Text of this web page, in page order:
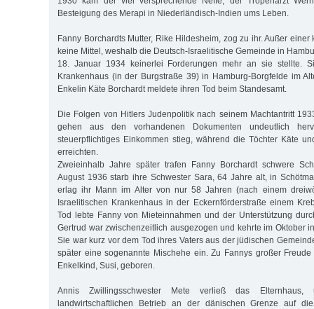
Besteigung des Merapi in Niederländisch-Indien ums Leben.
Fanny Borchardts Mutter, Rike Hildesheim, zog zu ihr. Außer
keine Mittel, weshalb die Deutsch-Israelitische Gemeinde in
18. Januar 1934 keinerlei Forderungen mehr an sie stellte.
Krankenhaus (in der Burgstraße 39) in Hamburg-Borgfelde im
Enkelin Käte Borchardt meldete ihren Tod beim Standesamt.
Die Folgen von Hitlers Judenpolitik nach seinem Machtantritt
gehen aus den vorhandenen Dokumenten undeutlich
steuerpflichtiges Einkommen stieg, während die Töchter Käte
erreichten.
Zweieinhalb Jahre später trafen Fanny Borchardt schwere
August 1936 starb ihre Schwester Sara, 64 Jahre alt, in
erlag ihr Mann im Alter von nur 58 Jahren (nach einem
Israelitischen Krankenhaus in der Eckernförderstraße einem
Tod lebte Fanny von Mieteinnahmen und der Unterstützung
Gertrud war zwischenzeitlich ausgezogen und kehrte im Oktober
Sie war kurz vor dem Tod ihres Vaters aus der jüdischen
später eine sogenannte Mischehe ein. Zu Fannys großer
Enkelkind, Susi, geboren.
Annis Zwillingsschwester Mete verließ das
landwirtschaftlichen Betrieb an der dänischen Grenze auf